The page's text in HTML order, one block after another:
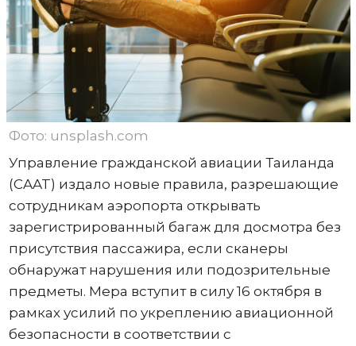
Фото: unsplash.com
Управление гражданской авиации Таиланда
(CAAT) издало новые правила, разрешающие
сотрудникам аэропорта открывать
зарегистрированный багаж для досмотра без
присутствия пассажира, если сканеры
обнаружат нарушения или подозрительные
предметы. Мера вступит в силу 16 октября в
рамках усилий по укреплению авиационной
безопасности в соответствии с